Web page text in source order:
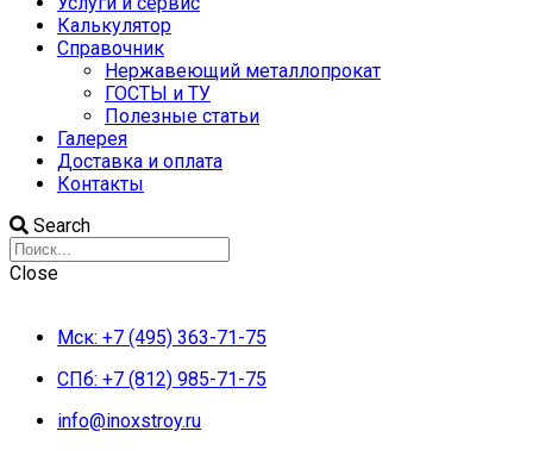
Калькулятор
Справочник
Нержавеющий металлопрокат
ГОСТЫ и ТУ
Полезные статьи
Галерея
Доставка и оплата
Контакты
Search
Close
Мск: +7 (495) 363-71-75
СПб: +7 (812) 985-71-75
info@inoxstroy.ru